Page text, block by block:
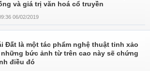
và giá trị văn hoá cổ truyền
06/02/2019
Đất là một tác phẩm nghệ thuật tinh xảo
những bức ảnh từ trên cao này sẽ chứng
điều đó